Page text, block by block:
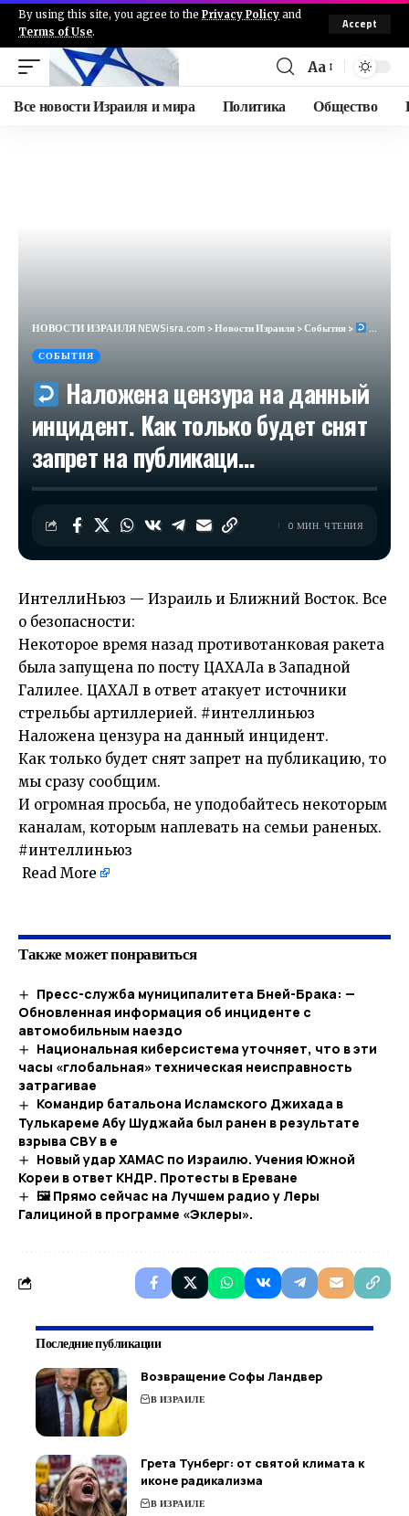
By using this site, you agree to the Privacy Policy and
Terms of Use.
Accept
Aa
Все новости Израиля и мира Политика Общество
НОВОСТИ ИЗРАИЛЯ NEWSisra.com >Новости Израиля>События>
СОБЫТИЯ
Наложена цензура на данный
инцидент. Как только будет снят
запрет на публикаци…​
0 МИН. ЧТЕНИЯ
ИнтеллиНьюз — Израиль и Ближний Восток. Все
о безопасности:
Некоторое время назад противотанковая ракета
была запущена по посту ЦАХАЛа в Западной
Галилее. ЦАХАЛ в ответ атакует источники
стрельбы артиллерией. #интеллиньюз
Наложена цензура на данный инцидент.
Как только будет снят запрет на публикацию, то
мы сразу сообщим.
И огромная просьба, не уподобайтесь некоторым
каналам, которым наплевать на семьи раненых.
#интеллиньюз
Read More
Также может понравиться
Пресс-служба муниципалитета Бней-Брака: —
Обновленная информация об инциденте с
автомобильным наездо
Национальная киберсистема уточняет, что в эти
часы «глобальная» техническая неисправность
затрагивае
Командир батальона Исламского Джихада в
Тулькареме Абу Шуджайа был ранен в результате
взрыва СВУ в е
Новый удар ХАМАС по Израилю. Учения Южной
Кореи в ответ КНДР. Протесты в Ереване
🖼 Прямо сейчас на Лучшем радио у Леры
Галициной в программе «Эклеры».
Последние публикации
Возвращение Софы Ландвер
В ИЗРАИЛЕ
Грета Тунберг: от святой климата к
иконе радикализма
В ИЗРАИЛЕ